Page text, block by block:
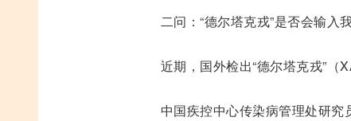
二问：“德尔塔克戎”是否会输入
近期，国外检出“德尔塔克戎”（
中国疾控中心传染病管理处研